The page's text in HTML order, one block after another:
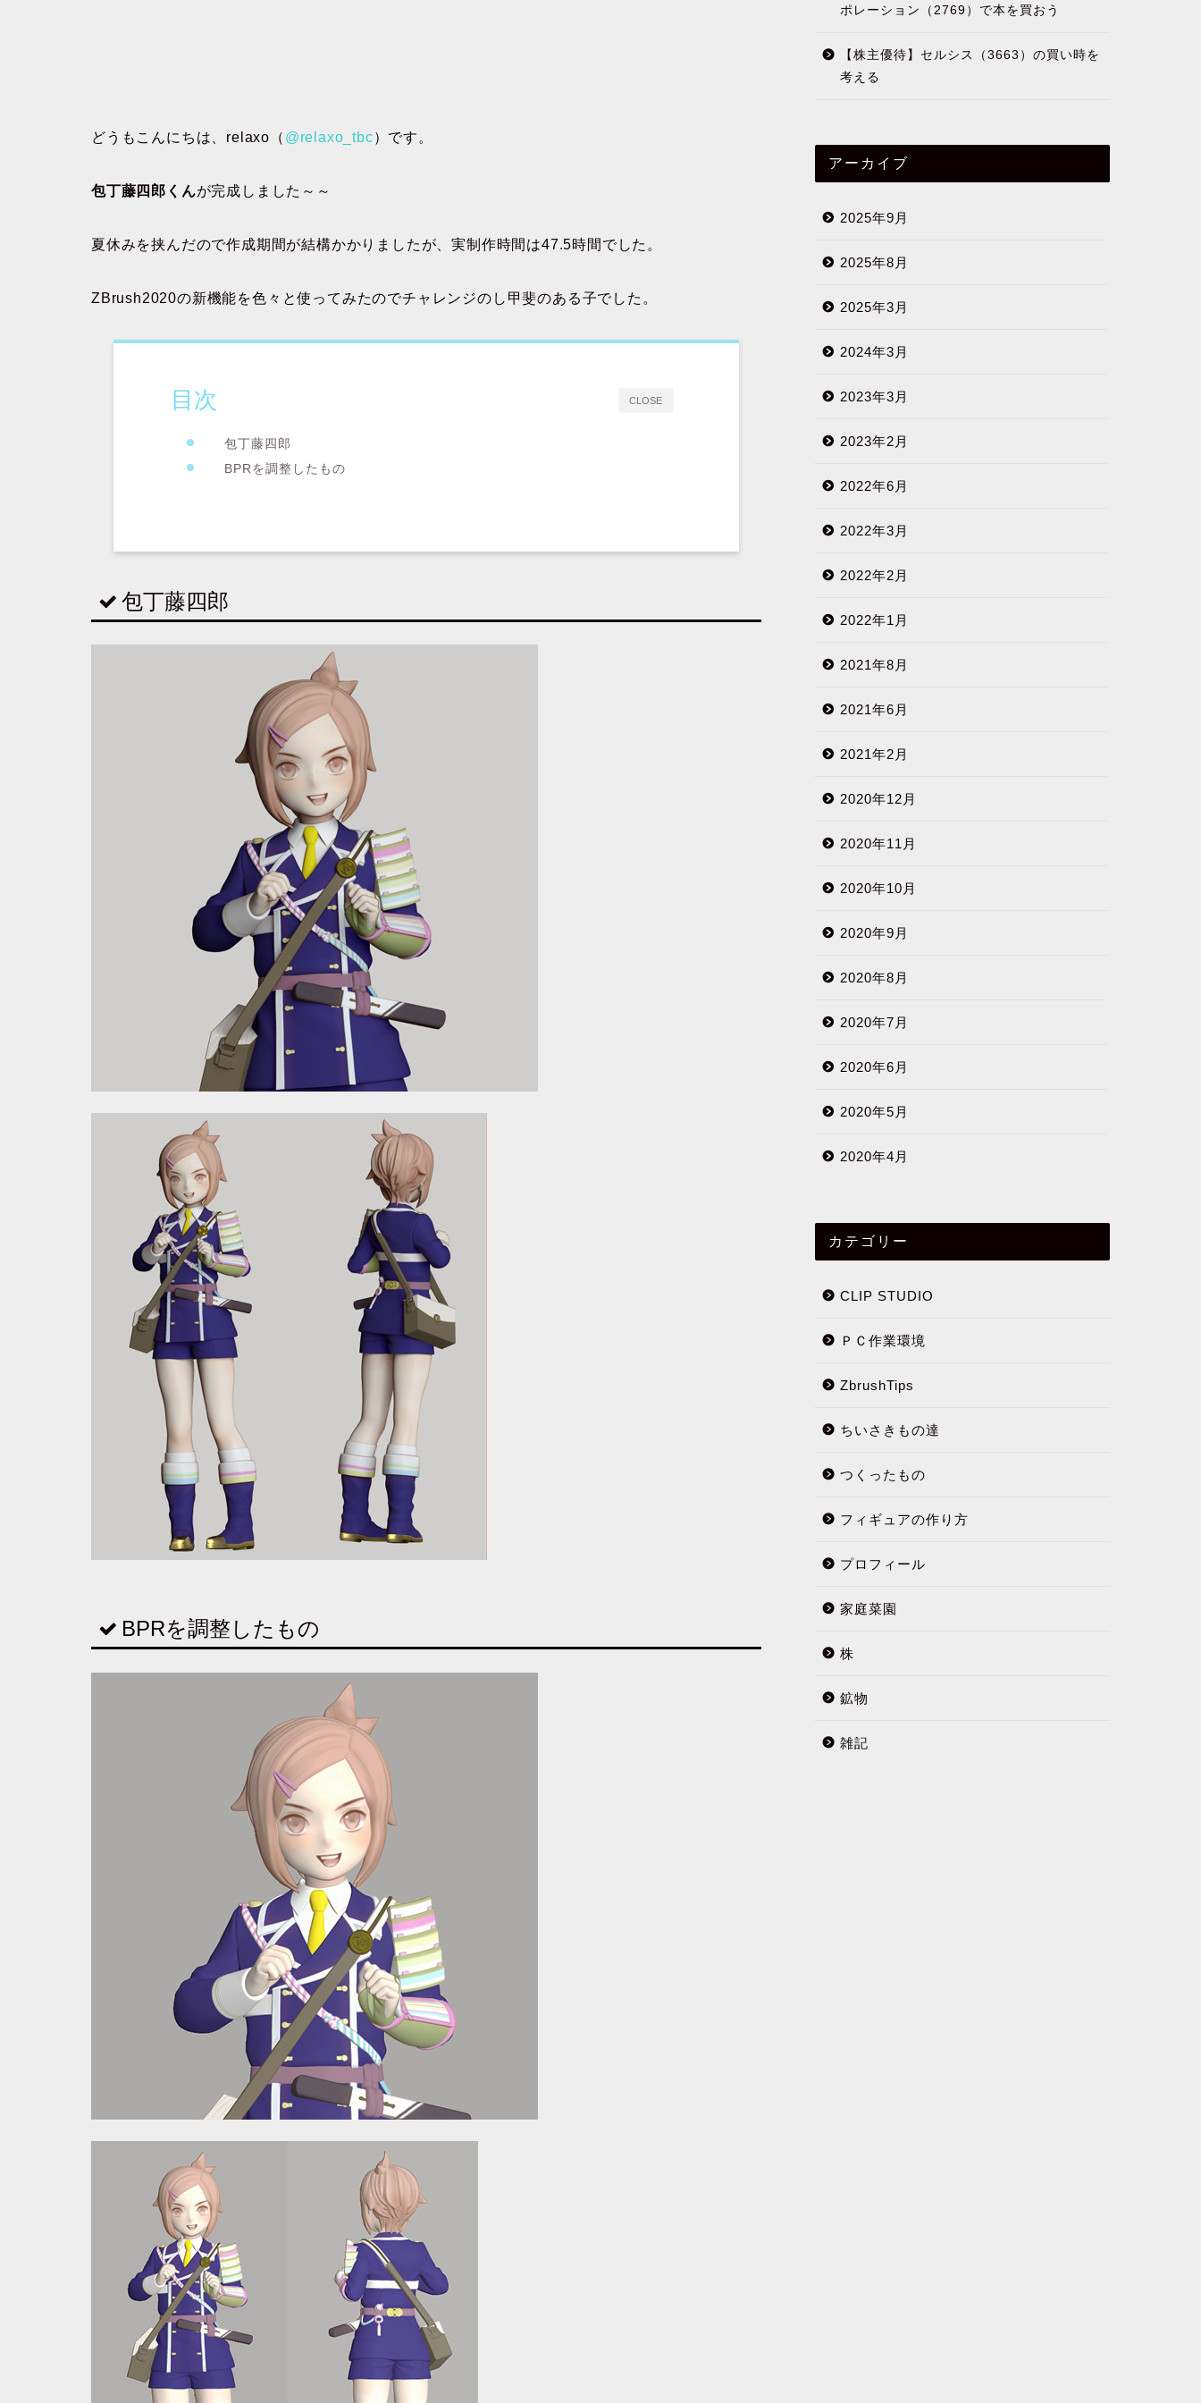
どうもこんにちは、relaxo（ @relaxo_tbc）です。
包丁藤四郎くんが完成しました～～
夏休みを挟んだので作成期間が結構かかりましたが、実制作時間は47.5時間でした。
ZBrush2020の新機能を色々と使ってみたのでチャレンジのし甲斐のある子でした。
CLOSE
目次
包丁藤四郎
BPRを調整したもの
包丁藤四郎
BPRを調整したもの
ポレーション（2769）で本を買おう
【株主優待】セルシス（3663）の買い時を
考える
アーカイブ
2025年9月
2025年8月
2025年3月
2024年3月
2023年3月
2023年2月
2022年6月
2022年3月
2022年2月
2022年1月
2021年8月
2021年6月
2021年2月
2020年12月
2020年11月
2020年10月
2020年9月
2020年8月
2020年7月
2020年6月
2020年5月
2020年4月
カテゴリー
CLIP STUDIO
ＰＣ作業環境
ZbrushTips
ちいさきもの達
つくったもの
フィギュアの作り方
プロフィール
家庭菜園
株
鉱物
雑記